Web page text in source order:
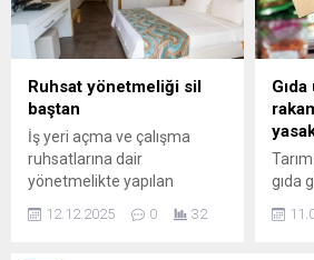
Belirtilen düzenlemeler, gıda
güvenliği ve yeni gıdaların
piyasaya girişine ilişkin
uygulama usullerini
karşılayacak şekilde
hazırlanmıştır. Aşağıda yer
alan başlıklar, ilgili belgelerin
kısa...
altın
Ruhsat yönetmeliği sil
baştan
İş yeri açma ve çalışma
ruhsatlarına dair
yönetmelikte yapılan
kapsamlı değişiklikler Resmi
Gazete’de yayımlanarak
12.12.2025 0 32
gıda
ve